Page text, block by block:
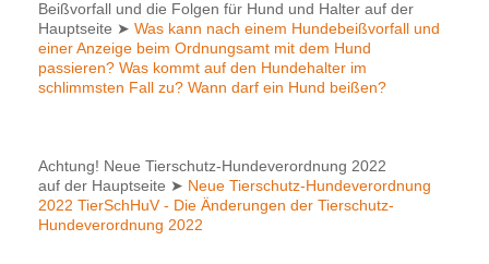
Beißvorfall und die Folgen für Hund und Halter auf der
Hauptseite ➤ Was kann nach einem Hundebeißvorfall und
einer Anzeige beim Ordnungsamt mit dem Hund
passieren? Was kommt auf den Hundehalter im
schlimmsten Fall zu? Wann darf ein Hund beißen?
Achtung! Neue Tierschutz-Hundeverordnung 2022
auf der Hauptseite ➤ Neue Tierschutz-Hundeverordnung
2022 TierSchHuV - Die Änderungen der Tierschutz-
Hundeverordnung 2022